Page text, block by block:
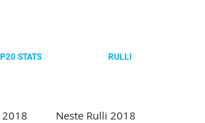
STATS RULLI
2018 Neste Rulli 2018